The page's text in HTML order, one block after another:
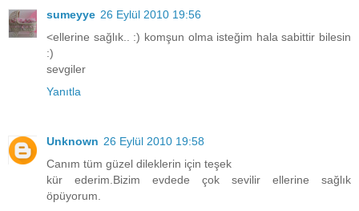
sumeyye 26 Eylül 2010 19:56
<ellerine sağlık.. :) komşun olma isteğim hala sabittir bilesin
:)
sevgiler
Yanıtla
Unknown 26 Eylül 2010 19:58
Canım tüm güzel dileklerin için teşek
kür ederim.Bizim evdede çok sevilir ellerine sağlık
öpüyorum.